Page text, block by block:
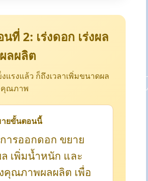
ที่ 2: เร่งดอก เร่งผล
ลผลิต
แรงแล้ว ก็ถึงเวลาเพิ่มขนาดผล
คุณภาพ
ายขั้นตอนนี้
ารออกดอก ขยาย
เพิ่มน้ำหนัก และ
คุณภาพผลผลิต เพื่อ